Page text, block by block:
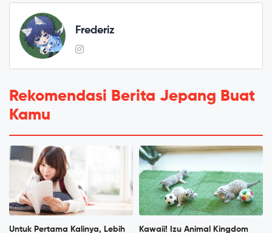
Frederiz
Rekomendasi Berita Jepang Buat
Kamu
Untuk Pertama Kalinya, Lebih
Kawaii! Izu Animal Kingdom